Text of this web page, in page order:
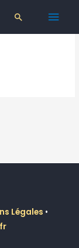
Rechercher
Légales •